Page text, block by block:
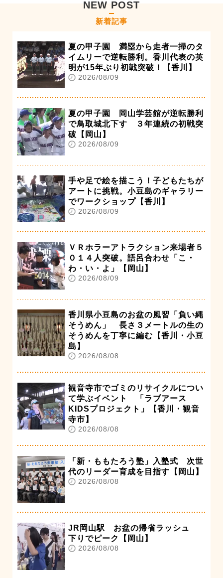
NEW POST
新着記事
夏の甲子園 満塁から走者一掃のタ
イムリーで逆転勝利。香川代表の英
明が15年ぶり初戦突破！【香川】
2026/08/09
夏の甲子園 岡山学芸館が逆転勝利
で鳥取城北下す ３年連続の初戦突
破【岡山】
2026/08/09
手や足で絵を描こう！子どもたちが
アートに挑戦。小豆島のギャラリー
でワークショップ【香川】
2026/08/09
ＶＲホラーアトラクション来場者５
０１４人突破。語呂合わせ「こ・
わ・い・よ」【岡山】
2026/08/09
香川県小豆島のお盆の風習「負い縄
そうめん」 長さ３メートルの生の
そうめんを丁寧に編む【香川・小豆
島】
2026/08/08
観音寺市でゴミのリサイクルについ
て学ぶイベント 「ラブアース
KIDSプロジェクト」【香川・観音
寺市】
2026/08/08
「新・ももたろう塾」入塾式 次世
代のリーダー育成を目指す【岡山】
2026/08/08
JR岡山駅 お盆の帰省ラッシュ
下りでピーク【岡山】
2026/08/08